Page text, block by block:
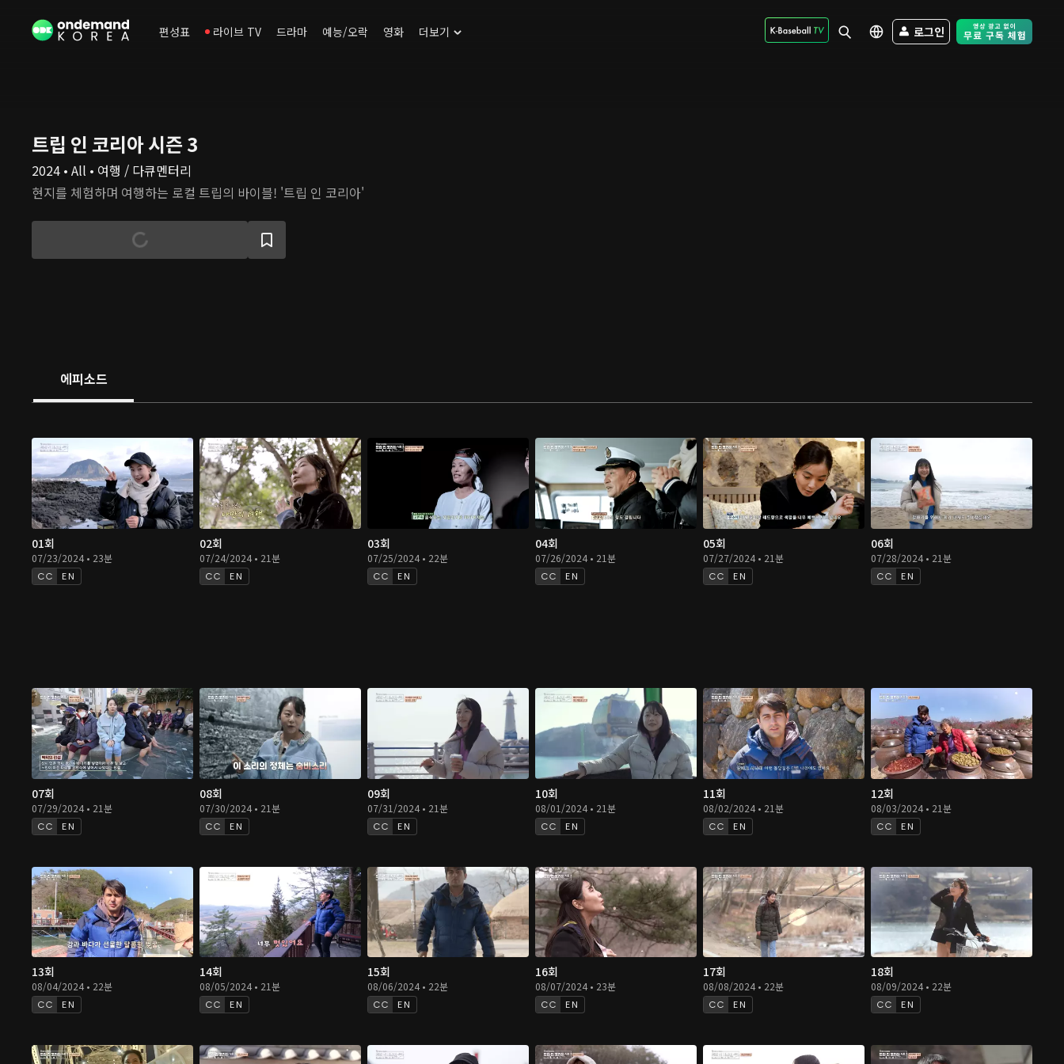
편성표 라이브 TV 드라마 예능/오락 영화 더보기 로그인 Free Trial -
트립 인 코리아 시즌 3
2024 • All • 여행 / 다큐멘터리
현지를 체험하며 여행하는 로컬 트립의 바이블! '트립 인 코리아'
에피소드
01회
07/23/2024 • 23분
EN
02회
07/24/2024 • 21분
EN
03회
07/25/2024 • 22분
EN
04회
07/26/2024 • 21분
EN
05회
07/27/2024 • 21분
EN
06회
07/28/2024 • 21분
EN
07회
07/29/2024 • 21분
EN
08회
07/30/2024 • 21분
EN
09회
07/31/2024 • 21분
EN
10회
08/01/2024 • 21분
EN
11회
08/02/2024 • 21분
EN
12회
08/03/2024 • 21분
EN
13회
08/04/2024 • 22분
EN
14회
08/05/2024 • 21분
EN
15회
08/06/2024 • 22분
EN
16회
08/07/2024 • 23분
EN
17회
08/08/2024 • 22분
EN
18회
08/09/2024 • 22분
EN